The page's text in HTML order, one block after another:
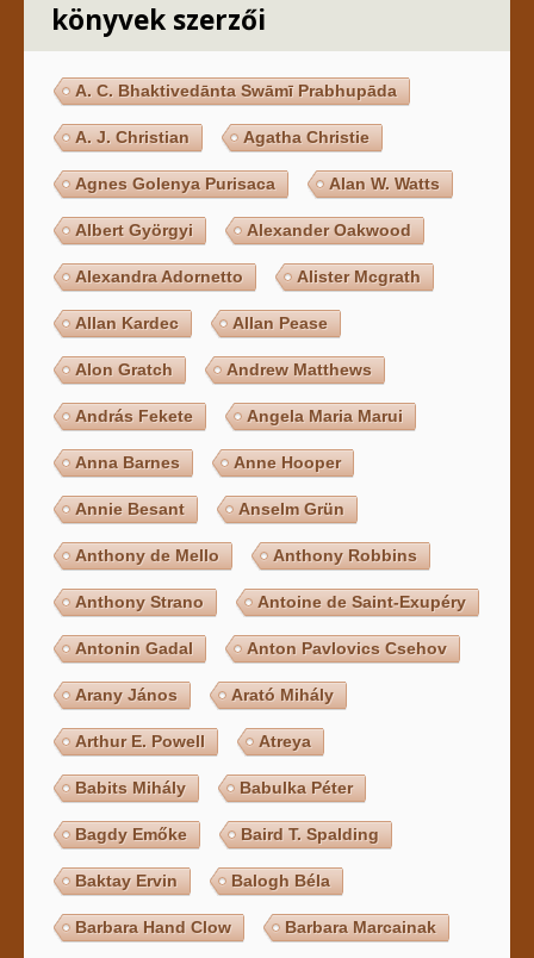
könyvek szerzői
A. C. Bhaktivedānta Swāmī Prabhupāda
A. J. Christian Agatha Christie
Agnes Golenya Purisaca Alan W. Watts
Albert Györgyi Alexander Oakwood
Alexandra Adornetto Alister Mcgrath
Allan Kardec Allan Pease
Alon Gratch Andrew Matthews
András Fekete Angela Maria Marui
Anna Barnes Anne Hooper
Annie Besant Anselm Grün
Anthony de Mello Anthony Robbins
Anthony Strano Antoine de Saint-Exupéry
Antonin Gadal Anton Pavlovics Csehov
Arany János Arató Mihály
Arthur E. Powell Atreya
Babits Mihály Babulka Péter
Bagdy Emőke Baird T. Spalding
Baktay Ervin Balogh Béla
Barbara Hand Clow Barbara Marcainak